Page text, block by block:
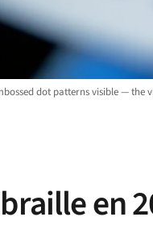
dot patterns visible —
en